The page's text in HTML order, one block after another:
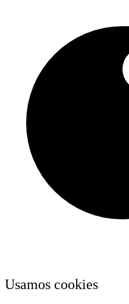
Usamos cookies